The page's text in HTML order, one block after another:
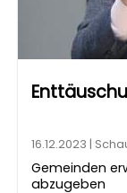
16.12.2023 |
Gemeinden
abzugeben